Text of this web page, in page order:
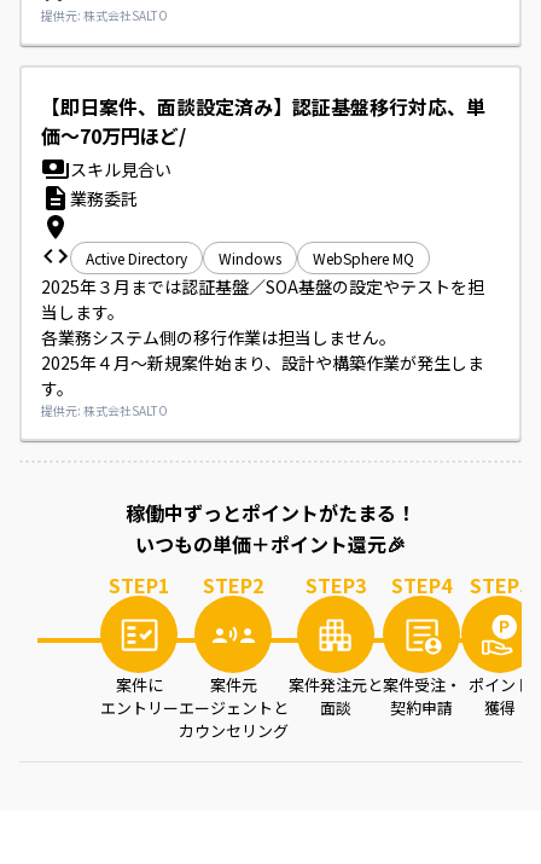
提供元: 株式会社SALTO
【即日案件、面談設定済み】認証基盤移行対応、単
価～70万円ほど/
スキル見合い
業務委託
Active Directory Windows WebSphere MQ
2025年３月までは認証基盤／SOA基盤の設定やテストを担
当します。
各業務システム側の移行作業は担当しません。
2025年４月～新規案件始まり、設計や構築作業が発生しま
す。
提供元: 株式会社SALTO
稼働中ずっとポイントがたまる！
いつもの単価＋ポイント還元🎉
STEP1
案件に
エントリー
STEP2
案件元
エージェントと
カウンセリング
STEP3
案件発注元と
面談
STEP4
案件受注・
契約申請
STEP5
ポイント
獲得